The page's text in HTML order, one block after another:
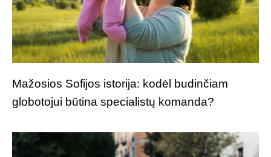
Mažosios Sofijos istorija: kodėl budinčiam
globotojui būtina specialistų komanda?